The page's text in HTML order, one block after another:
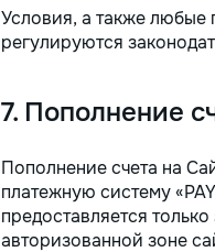
Условия, а также любые
регулируются
7. Пополнение
Пополнение счета на
платежную систему
предоставляется
авторизованной зоне